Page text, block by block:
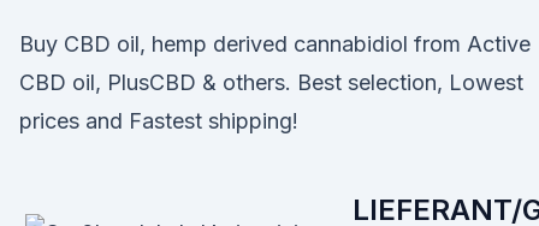
Buy CBD oil, hemp derived cannabidiol from Active
CBD oil, PlusCBD & others. Best selection, Lowest
prices and Fastest shipping!
LIEFERANT/